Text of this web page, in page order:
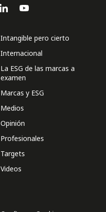
Intangible pero cierto
Internacional
La ESG de las marcas a
examen
Marcas y ESG
Medios
Opinión
Profesionales
Targets
Videos